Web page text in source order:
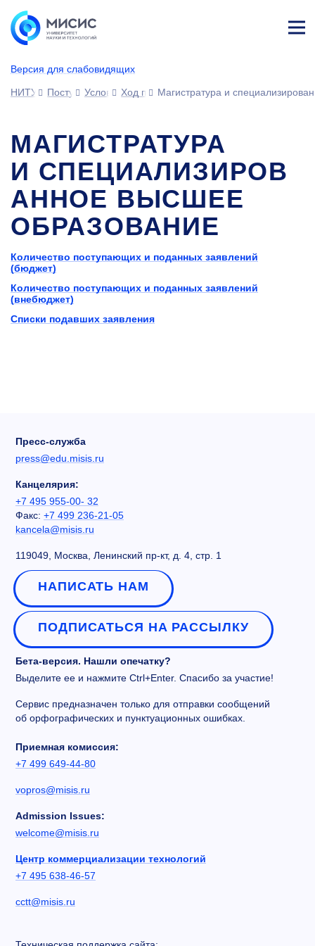
Версия для слабовидящих
ине
НИТУ МИСИСПоступающимУсловия приемаХод приемной кампании
Магистратура и
МАГИСТРАТУРА
И СПЕЦИАЛИЗИРОВ
АННОЕ ВЫСШЕЕ
ОБРАЗОВАНИЕ
Количество поступающих и поданных заявлений
(бюджет)
Количество поступающих и поданных заявлений
(внебюджет)
Списки подавших заявления
Пресс-служба
press@edu.misis.ru
Канцелярия:
+7 495 955-00- 32
Факс: +7 499 236-21-05
kancela@misis.ru
119049, Москва, Ленинский пр-кт, д. 4, стр. 1
НАПИСАТЬ НАМ
ПОДПИСАТЬСЯ НА РАССЫЛКУ
Бета-версия. Нашли опечатку?
Выделите ее и нажмите Ctrl+Enter. Спасибо за участие!
Сервис предназначен только для отправки сообщений
об орфографических и пунктуационных ошибках.
Приемная комиссия:
+7 499 649-44-80
vopros@misis.ru
Admission Issues:
welcome@misis.ru
Центр коммерциализации технологий
+7 495 638-46-57
cctt@misis.ru